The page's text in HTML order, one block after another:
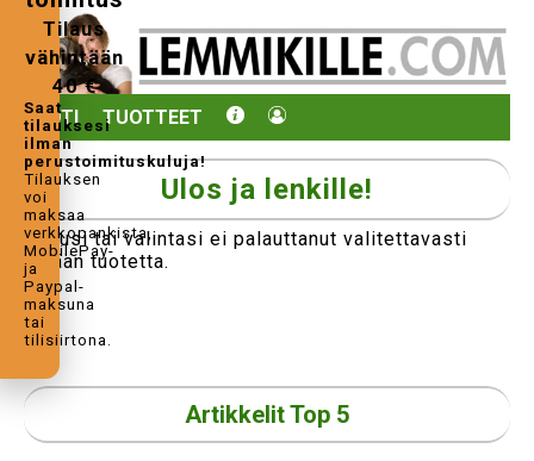
KOTI TUOTTEET
Tilaus
vähintään
40 €
Saat
tilauksesi
ilman
perustoimituskuluja!
Tilauksen
voi
maksaa
verkkopankista,
MobilePay-
ja
Paypal-
maksuna
tai
tilisiirtona.
Ulos ja lenkille!
Hakusi tai valintasi ei palauttanut valitettavasti
yhtään tuotetta.
Artikkelit Top 5